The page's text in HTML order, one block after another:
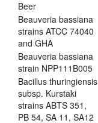
Beer
Beauveria bassiana
strains ATCC 74040
and GHA
Beauveria bassiana
strain NPP111B005
Bacillus thuringiensis
subsp. Kurstaki
strains ABTS 351,
PB 54, SA 11, SA12